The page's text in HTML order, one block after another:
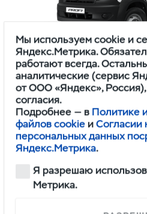
ОДНОРЯДНАЯ КАБИНА
Мы используем cookie и
Яндекс.Метрика.
работают всегда.
аналитические (сервис
от ООО «Яндекс»,
согласия.
Подробнее — в Политике
файлов cookie иСогласии
персональных данных
Яндекс.Метрика.
Я разрешаю
Метрика.